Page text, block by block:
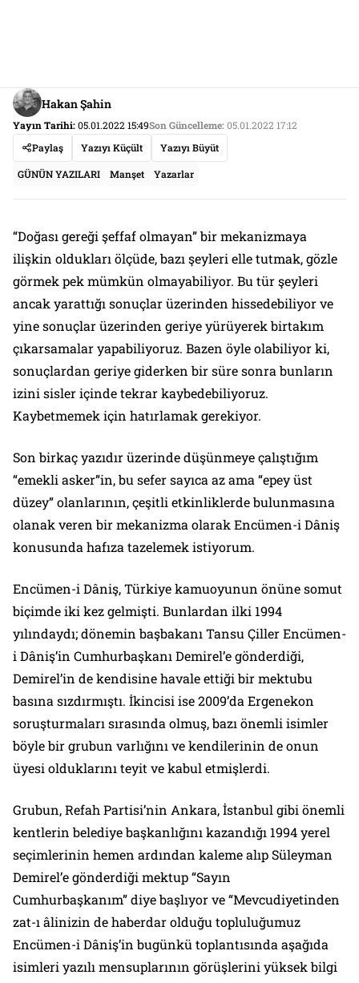
Hakan Şahin
Yayın Tarihi:05.01.2022 15:49Son Güncelleme:05.01.2022 17:12
Paylaş
Yazıyı Küçült Yazıyı Büyüt
GÜNÜN YAZILARI Manşet Yazarlar
“Doğası gereği şeffaf olmayan” bir mekanizmaya
ilişkin oldukları ölçüde, bazı şeyleri elle tutmak, gözle
görmek pek mümkün olmayabiliyor. Bu tür şeyleri
ancak yarattığı sonuçlar üzerinden hissedebiliyor ve
yine sonuçlar üzerinden geriye yürüyerek birtakım
çıkarsamalar yapabiliyoruz. Bazen öyle olabiliyor ki,
sonuçlardan geriye giderken bir süre sonra bunların
izini sisler içinde tekrar kaybedebiliyoruz.
Kaybetmemek için hatırlamak gerekiyor.
Son birkaç yazıdır üzerinde düşünmeye çalıştığım
“emekli asker”in, bu sefer sayıca az ama “epey üst
düzey” olanlarının, çeşitli etkinliklerde bulunmasına
olanak veren bir mekanizma olarak Encümen-i Dâniş
konusunda hafıza tazelemek istiyorum.
Encümen-i Dâniş, Türkiye kamuoyunun önüne somut
biçimde iki kez gelmişti. Bunlardan ilki 1994
yılındaydı; dönemin başbakanı Tansu Çiller Encümen-
i Dâniş’in Cumhurbaşkanı Demirel’e gönderdiği,
Demirel’in de kendisine havale ettiği bir mektubu
basına sızdırmıştı. İkincisi ise 2009’da Ergenekon
soruşturmaları sırasında olmuş, bazı önemli isimler
böyle bir grubun varlığını ve kendilerinin de onun
üyesi olduklarını teyit ve kabul etmişlerdi.
Grubun, Refah Partisi’nin Ankara, İstanbul gibi önemli
kentlerin belediye başkanlığını kazandığı 1994 yerel
seçimlerinin hemen ardından kaleme alıp Süleyman
Demirel’e gönderdiği mektup “Sayın
Cumhurbaşkanım” diye başlıyor ve “Mevcudiyetinden
zat-ı âlinizin de haberdar olduğu topluluğumuz
Encümen-i Dâniş’in bugünkü toplantısında aşağıda
isimleri yazılı mensuplarının görüşlerini yüksek bilgi